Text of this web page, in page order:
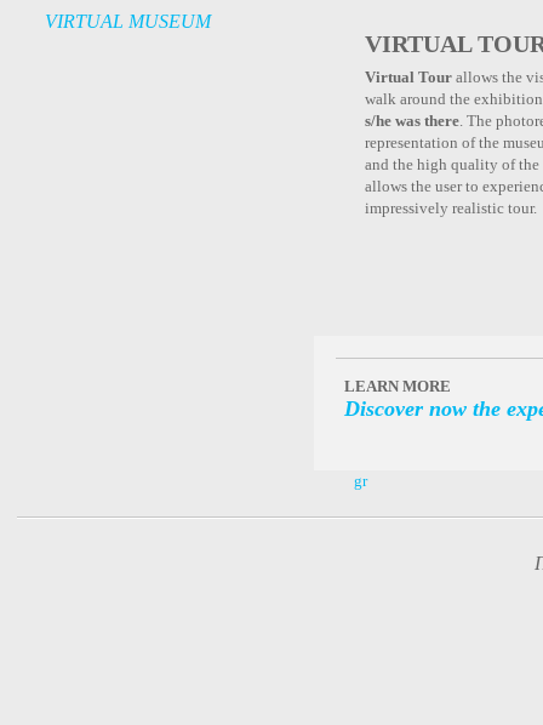
VIRTUAL MUSEUM
VIRTUAL
Virtual Tour allows the
walk around the
s/he was there . The
representation of the
and the high quality of the
allows the user to
impressively realistic tour.
LEARN MORE
Discover now the
gr